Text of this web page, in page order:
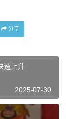
分享
速上升
2025-07-30